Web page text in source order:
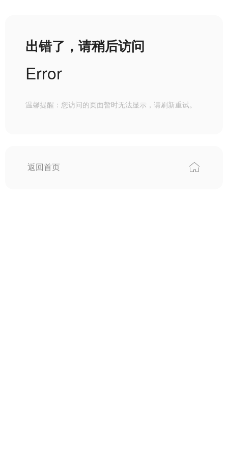
出错了，请稍后访问
Error
温馨提醒：您访问的页面暂时无法显示，请刷新重试。
返回首页